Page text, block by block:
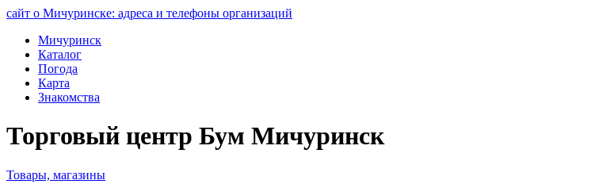
сайт о Мичуринске: адреса и телефоны организаций
Мичуринск
Каталог
Погода
Карта
Знакомства
Торговый центр Бум Мичуринск
Товары, магазины